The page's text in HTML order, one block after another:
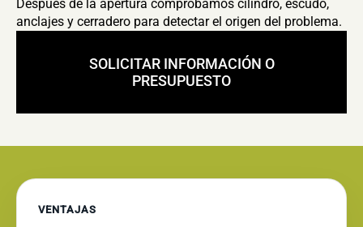
Después de la apertura comprobamos cilindro, escudo,
anclajes y cerradero para detectar el origen del problema.
SOLICITAR INFORMACIÓN O
PRESUPUESTO
VENTAJAS